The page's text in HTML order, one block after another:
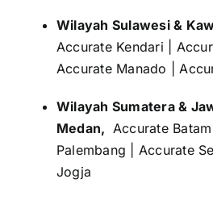
Wilayah Sulawesi &
Accurate Kendari
Accurate Manado
Wilayah Sumatera &
Medan, Accurate Batam
Palembang
Accurate
Jogja